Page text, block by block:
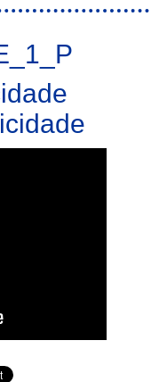
Valença-Tui, a Unicidade